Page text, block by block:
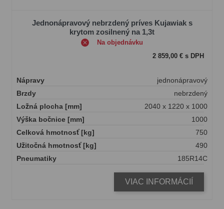
Jednonápravový nebrzdený príves Kujawiak s
krytom zosilnený na 1,3t
Na objednávku
2 859,00 € s DPH
Nápravy
jednonápravový
Brzdy
nebrzdený
Ložná plocha [mm]
2040 x 1220 x 1000
Výška bočnice [mm]
1000
Celková hmotnosť [kg]
750
Užitočná hmotnosť [kg]
490
Pneumatiky
185R14C
VIAC INFORMÁCIÍ